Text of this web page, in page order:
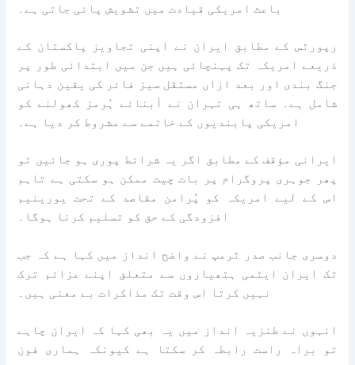
باعث امریکی قیادت میں تشویش پائی جاتی ہے۔
رپورٹس کے مطابق ایران نے اپنی تجاویز پاکستان کے
ذریعے امریکہ تک پہنچائی ہیں جن میں ابتدائی طور پر
جنگ بندی اور بعد ازاں مستقل سیز فائر کی یقین دہانی
شامل ہے۔ ساتھ ہی تہران نے آبنائے ہُرمز کھولنے کو
امریکی پابندیوں کے خاتمے سے مشروط کر دیا ہے۔
ایرانی مؤقف کے مطابق اگر یہ شرائط پوری ہو جائیں تو
پھر جوہری پروگرام پر بات چیت ممکن ہو سکتی ہے تاہم
اس کے لیے امریکہ کو پُرامن مقاصد کے تحت یورینیم
افزودگی کے حق کو تسلیم کرنا ہوگا۔
دوسری جانب صدر ٹرمپ نے واضح انداز میں کہا ہے کہ جب
تک ایران ایٹمی ہتھیاروں سے متعلق اپنے عزائم ترک
نہیں کرتا اس وقت تک مذاکرات بے معنی ہیں۔
انہوں نے طنزیہ انداز میں یہ بھی کہا کہ ایران چاہے
تو براہ راست رابطہ کر سکتا ہے کیونکہ ہماری فون